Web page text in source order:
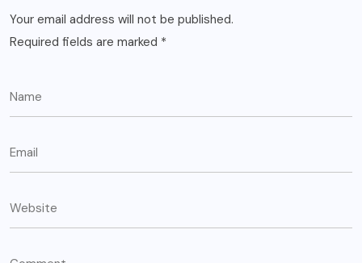
Your email address will not be published.
Required fields are marked *